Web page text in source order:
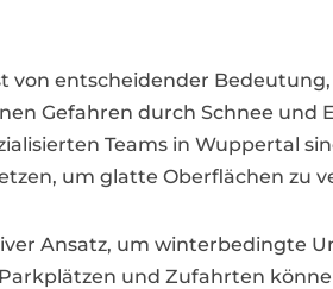
entscheidender
Gefahren durch Schnee und
Teams in Wuppertal
um glatte Oberflächen zu
Ansatz, um winterbedingte
und Zufahrten